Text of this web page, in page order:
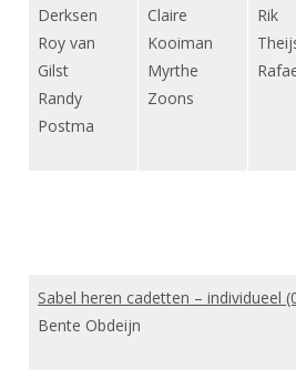
Derksen
Roy van
Gilst
Randy
Postma
Claire
Kooiman
Myrthe
Zoons
Rik
Sabel heren cadetten – individueel
Bente Obdeijn